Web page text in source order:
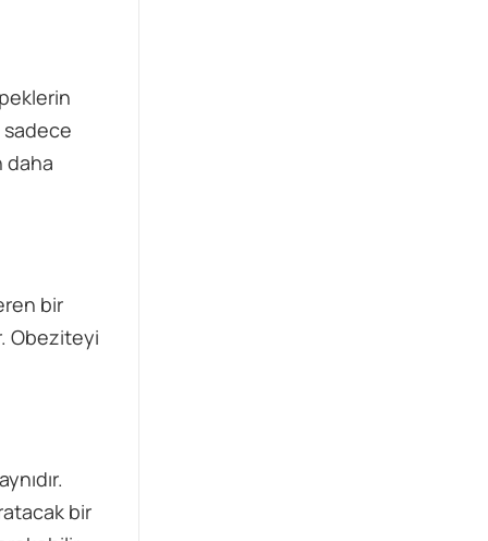
sadece
daha
bir
Obeziteyi
bir